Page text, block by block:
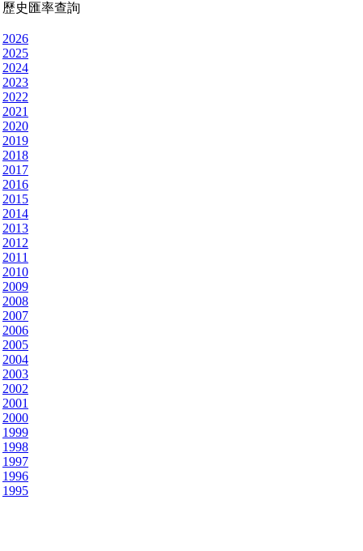
歷史匯率查詢
2026
2025
2024
2023
2022
2021
2020
2019
2018
2017
2016
2015
2014
2013
2012
2011
2010
2009
2008
2007
2006
2005
2004
2003
2002
2001
2000
1999
1998
1997
1996
1995